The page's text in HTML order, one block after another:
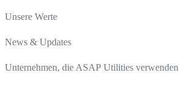
Unsere Werte
News & Updates
Unternehmen, die ASAP Utilities verwenden